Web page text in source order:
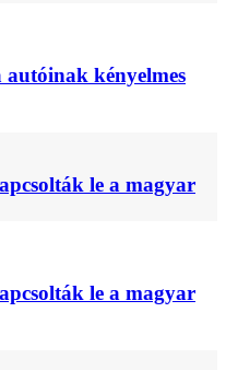
autóinak kényelmes
le a magyar
le a magyar